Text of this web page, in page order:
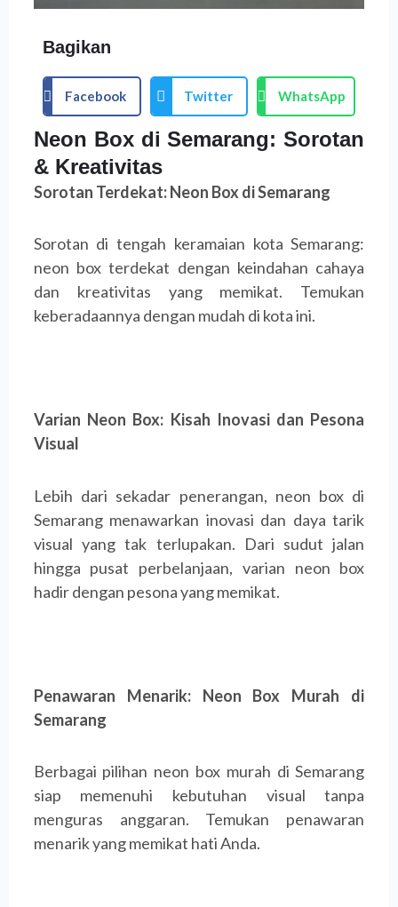
Bagikan
Facebook Twitter WhatsApp
Neon Box di Semarang: Sorotan
& Kreativitas
Sorotan Terdekat: Neon Box di Semarang
Sorotan di tengah keramaian kota Semarang:
neon box terdekat dengan keindahan cahaya
dan kreativitas yang memikat. Temukan
keberadaannya dengan mudah di kota ini.
Varian Neon Box: Kisah Inovasi dan Pesona
Visual
Lebih dari sekadar penerangan, neon box di
Semarang menawarkan inovasi dan daya tarik
visual yang tak terlupakan. Dari sudut jalan
hingga pusat perbelanjaan, varian neon box
hadir dengan pesona yang memikat.
Penawaran Menarik: Neon Box Murah di
Semarang
Berbagai pilihan neon box murah di Semarang
siap memenuhi kebutuhan visual tanpa
menguras anggaran. Temukan penawaran
menarik yang memikat hati Anda.